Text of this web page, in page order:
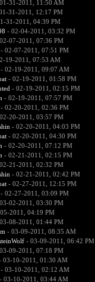
31-2011, 11:50 AM
31-2011, 12:17 PM
31-2011, 04:39 PM
- 02-04-2011, 03:32 PM
07-2011, 07:36 PM
- 02-07-2011, 07:51 PM
19-2011, 07:53 AM
02-19-2011, 09:07 AM
- 02-19-2011, 01:58 PM
- 02-19-2011, 02:15 PM
- 02-19-2011, 07:57 PM
02-20-2011, 02:36 PM
20-2011, 03:57 PM
- 02-20-2011, 04:03 PM
- 02-20-2011, 04:30 PM
- 02-20-2011, 07:12 PM
- 02-21-2011, 02:15 PM
21-2011, 02:32 PM
- 02-21-2011, 02:42 PM
- 02-27-2011, 12:15 PM
- 02-27-2011, 03:09 PM
02-2011, 03:30 PM
2011, 04:19 PM
08-2011, 01:44 PM
- 03-09-2011, 08:35 AM
- 03-09-2011, 06:42 PM
09-2011, 07:18 PM
10-2011, 01:30 AM
- 03-10-2011, 02:12 AM
- 03-10-2011, 03:44 AM